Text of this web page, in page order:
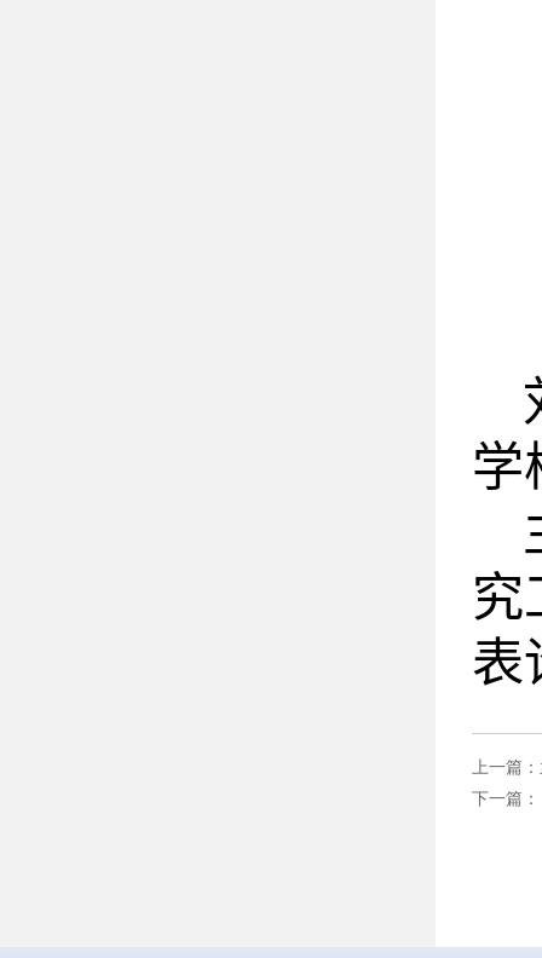
学
究
表
学
项
上一篇：
下一篇